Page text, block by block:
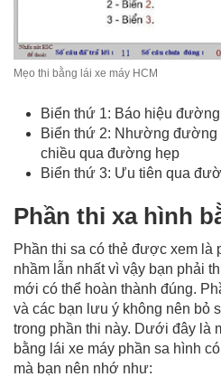
Mẹo thi bằng lái xe máy HCM
Biển thứ 1: Báo hiệu
Biển thứ 2: Nhường
chiều qua đường hẹp
Biển thứ 3: Ưu tiên qua
Phần thi xa hình
Phần thi sa có thẻ được xem là
nhầm lẫn nhất vì vậy bạn phải
mới có thể hoàn thành đúng.
và các bạn lưu ý không nên bỏ
trong phần thi này. Dưới đây là
bằng lái xe máy phần sa hình
mà bạn nên nhớ như: